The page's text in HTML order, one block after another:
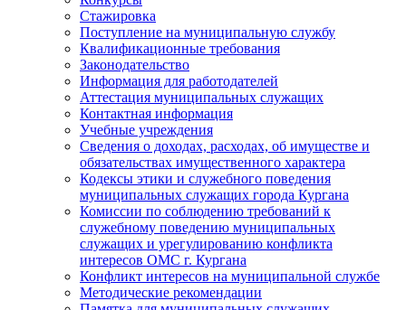
Стажировка
Поступление на муниципальную службу
Квалификационные требования
Законодательство
Информация для работодателей
Аттестация муниципальных служащих
Контактная информация
Учебные учреждения
Сведения о доходах, расходах, об имуществе и
обязательствах имущественного характера
Кодексы этики и служебного поведения
муниципальных служащих города Кургана
Комиссии по соблюдению требований к
служебному поведению муниципальных
служащих и урегулированию конфликта
интересов ОМС г. Кургана
Конфликт интересов на муниципальной службе
Методические рекомендации